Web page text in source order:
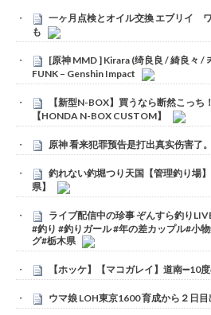
一ヶ月点検とオイル交換 エブリイ
も
[原神 MMD ] Kirara (绮良良 / 綺良々 /
FUNK – Genshin Impact
【新型N-BOX】買うなら断然こっ
【HONDA N-BOX CUSTOM】
原神 看来犯罪预告是打出真实伤害了。
釣れない釣堀つり天国【管理釣り場
県】
ライブ配信中の珍事 ぞんすら釣り
#釣り #釣りガール #年の差カップル#小
グ#栃木県
【ホッケ】【マコガレイ】道南➖10
ウマ娘 LOH東京1600 育成から２日